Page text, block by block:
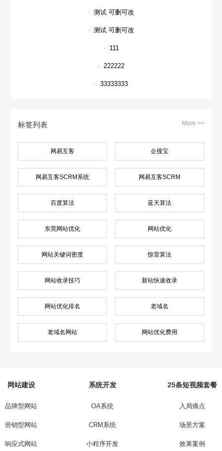
· 测试 可删可改
· 测试 可删可改
· 111
· 222222
· 33333333
标签列表 More >>
网易互客 企搜宝
网易互客SCRM系统 网易互客SCRM
百度算法 蓝天算法
东莞网站优化 网站优化
网站关键词密度 惊雷算法
网站收录技巧 新站快速收录
网站优化排名 老域名
老域名网站 网站优化费用
网站建设
品牌型网站
营销型网站
响应式网站
系统开发
OA系统
CRM系统
小程序开发
25条短视频套餐
入局痛点
场景方案
效果案例